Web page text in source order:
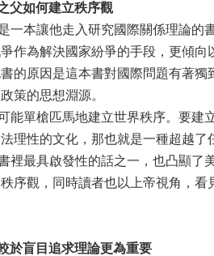
父如何建立秩序觀
本讓他走入研究國際關係理論的
作為解決國家紛爭的手段，更傾
的原因是這本書對國際問題有著
策的思想淵源。
單槍匹馬地建立世界秩序。要建
理性的文化，那也就是一種超越了
最具啟發性的話之一，也凸顯了
序觀，同時讀者也以上帝視角，
於盲目追求理論更為重要